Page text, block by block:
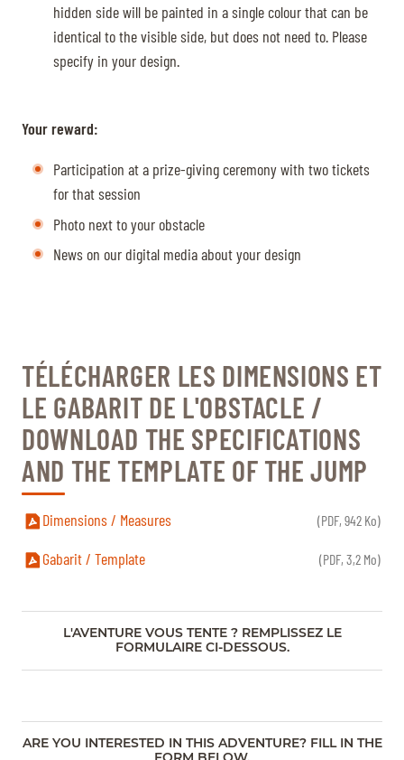
hidden side will be painted in a single colour that can be
identical to the visible side, but does not need to. Please
specify in your design.
Your reward:
Participation at a prize-giving ceremony with two tickets
for that session
Photo next to your obstacle
News on our digital media about your design
TÉLÉCHARGER LES DIMENSIONS ET
LE GABARIT DE L'OBSTACLE /
DOWNLOAD THE SPECIFICATIONS
AND THE TEMPLATE OF THE JUMP
Dimensions / Measures (PDF, 942 Ko)
Gabarit / Template (PDF, 3,2 Mo)
L'AVENTURE VOUS TENTE ? REMPLISSEZ LE
FORMULAIRE CI-DESSOUS.
ARE YOU INTERESTED IN THIS ADVENTURE? FILL IN THE